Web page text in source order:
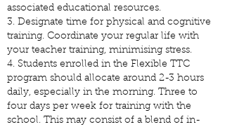
associated educational resources.
3. Designate time for physical and cognitive
training. Coordinate your regular life with
your teacher training, minimising stress.
4. Students enrolled in the Flexible TTC
program should allocate around 2-3 hours
daily, especially in the morning. Three to
four days per week for training with the
school. This may consist of a blend of in-